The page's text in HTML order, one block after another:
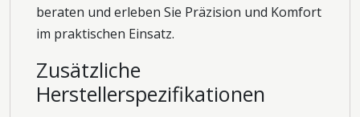
beraten und erleben Sie Präzision und Komfort
im praktischen Einsatz.
Zusätzliche
Herstellerspezifikationen